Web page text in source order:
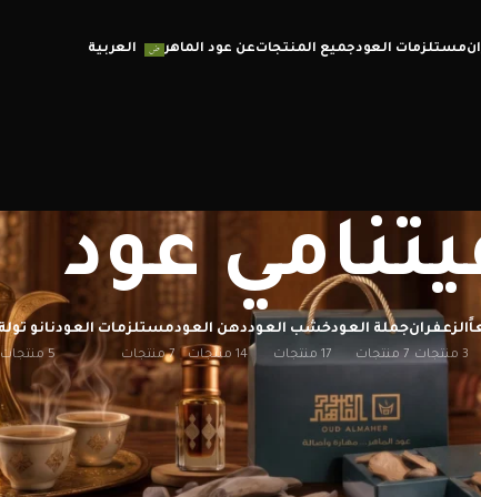
مستلزمات العودجميع المنتجاتعن عود الماهر العربية
عود
الزعفران
3 منتجات
جملة العود
7 منتجات
خشب العود
17 منتجات
دهن العود
14 منتجات
مستلزمات العود
7 منتجات
نانو
5 منتجات
إظهار 12
20